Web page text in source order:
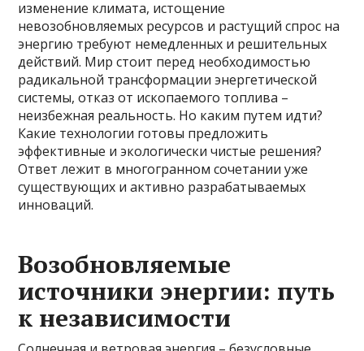
изменение климата, истощение
невозобновляемых ресурсов и растущий спрос на
энергию требуют немедленных и решительных
действий. Мир стоит перед необходимостью
радикальной трансформации энергетической
системы, отказ от ископаемого топлива –
неизбежная реальность. Но каким путем идти?
Какие технологии готовы предложить
эффективные и экологически чистые решения?
Ответ лежит в многогранном сочетании уже
существующих и активно разрабатываемых
инноваций.
Возобновляемые
источники энергии: путь
к независимости